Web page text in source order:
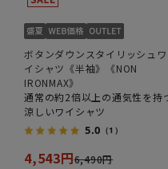
ボタンダウンスタイリッシュワ
イシャツ《半袖》《NON
IRONMAX》
通常の約2倍以上の通気性を持
涼しいワイシャツ
5.0 （1）
4,543円6,490円